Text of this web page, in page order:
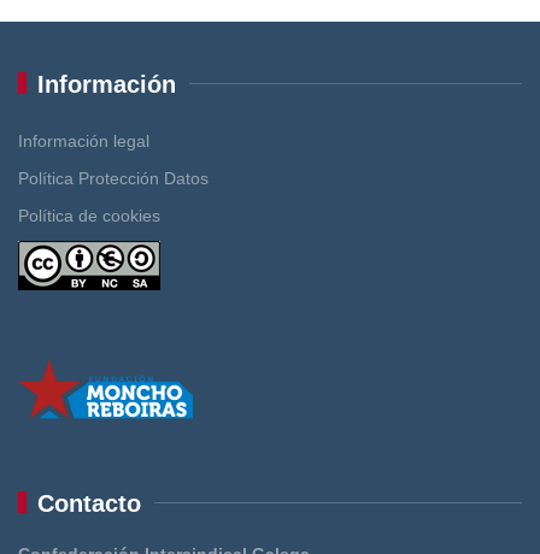
Información
Información legal
Política Protección Datos
Política de cookies
Contacto